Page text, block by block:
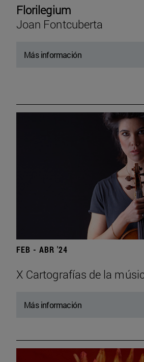
Florilegium
Joan Fontcuberta
Más información
FEB - ABR '24
X Cartografías de la
Más información